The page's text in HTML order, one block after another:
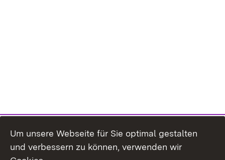
Um unsere Webseite für Sie optimal gestalten
und verbessern zu können, verwenden wir